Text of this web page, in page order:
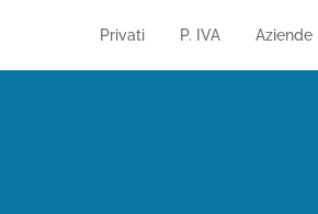
Privati P. IVA Aziende